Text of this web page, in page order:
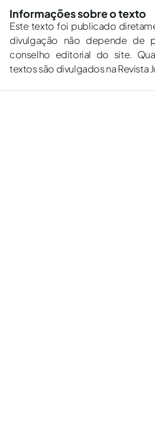
Informações sobre o texto
Este texto foi publicado
divulgação não depende de
conselho editorial do site.
textos são divulgados na Revista